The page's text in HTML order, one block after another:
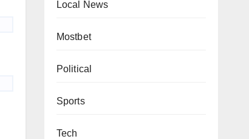
Local News
Mostbet
Political
Sports
Tech